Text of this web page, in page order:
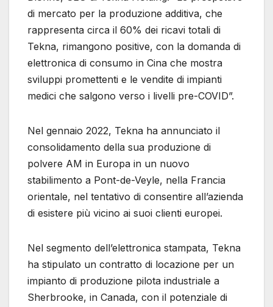
di mercato per la produzione additiva, che
rappresenta circa il 60% dei ricavi totali di
Tekna, rimangono positive, con la domanda di
elettronica di consumo in Cina che mostra
sviluppi promettenti e le vendite di impianti
medici che salgono verso i livelli pre-COVID”.
Nel gennaio 2022, Tekna ha annunciato il
consolidamento della sua produzione di
polvere AM in Europa in un nuovo
stabilimento a Pont-de-Veyle, nella Francia
orientale, nel tentativo di consentire all’azienda
di esistere più vicino ai suoi clienti europei.
Nel segmento dell’elettronica stampata, Tekna
ha stipulato un contratto di locazione per un
impianto di produzione pilota industriale a
Sherbrooke, in Canada, con il potenziale di